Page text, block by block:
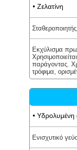
• Ζελατίνη
Εκχύλισμα
παράγοντας.
τρόφιμα,
• Υδρολυμένη
Ενισχυτικό